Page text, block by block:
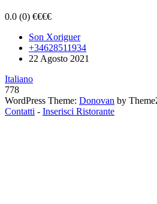
0.0 (0) €€€€
Son Xoriguer
+34628511934
22 Agosto 2021
Italiano
778
WordPress Theme: Donovan by
Contatti - Inserisci Ristorante